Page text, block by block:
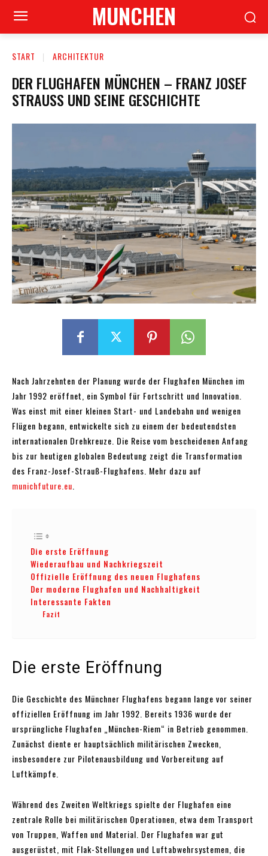
MUNCHEN
START ARCHITEKTUR
DER FLUGHAFEN MÜNCHEN – FRANZ JOSEF
STRAUSS UND SEINE GESCHICHTE
Nach Jahrzehnten der Planung wurde der Flughafen München im
Jahr 1992 eröffnet, ein Symbol für Fortschritt und Innovation.
Was einst mit einer kleinen Start- und Landebahn und wenigen
Flügen begann, entwickelte sich zu einem der bedeutendsten
internationalen Drehkreuze. Die Reise vom bescheidenen Anfang
bis zur heutigen globalen Bedeutung zeigt die Transformation
des Franz-Josef-Strauß-Flughafens. Mehr dazu auf
munichfuture.eu
Die erste Eröffnung
Wiederaufbau und Nachkriegszeit
Offizielle Eröffnung des neuen Flughafens
Der moderne Flughafen und Nachhaltigkeit
Interessante Fakten
Fazit
Die erste Eröffnung
Die Geschichte des Münchner Flughafens begann lange vor seiner
offiziellen Eröffnung im Jahr 1992. Bereits 1936 wurde der
ursprüngliche Flughafen „München-Riem“ in Betrieb genommen.
Zunächst diente er hauptsächlich militärischen Zwecken,
insbesondere zur Pilotenausbildung und Vorbereitung auf
Luftkämpfe.
Während des Zweiten Weltkriegs spielte der Flughafen eine
zentrale Rolle bei militärischen Operationen, etwa dem Transport
von Truppen, Waffen und Material. Der Flughafen war gut
ausgerüstet, mit Flak-Stellungen und Luftabwehrsystemen, die